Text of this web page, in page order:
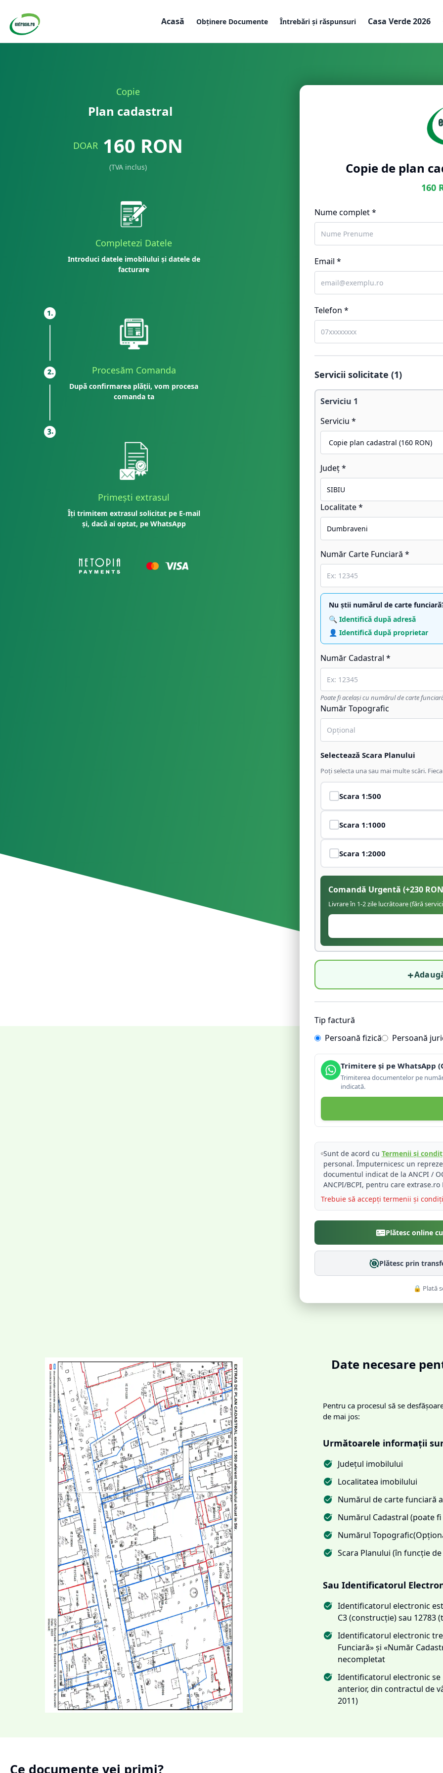
Acasă Obținere Documente Întrebări și răspunsuri Casa Verde 2026
Copie
Plan cadastral
DOAR 160 RON
(TVA inclus)
Completezi Datele
Introduci datele imobilului și datele de
facturare
Procesăm Comanda
După confirmarea plății, vom procesa
comanda ta
Primești extrasul
Îți trimitem extrasul solicitat pe E-mail
și, dacă ai optat, pe WhatsApp
Copie de plan
160
Nume complet *
Email *
Telefon *
Servicii solicitate (1)
Serviciu 1
Serviciu *
Județ *
Localitate *
Număr Carte Funciară *
Nu știi numărul de carte
🔍 Identifică după adresă
👤 Identifică după proprietar
Număr Cadastral *
Poate fi același cu numărul de carte
Număr Topografic
Selectează Scara Planului
Poți selecta una sau mai multe scări.
Scara 1:500
Scara 1:1000
Scara 1:2000
Comandă Urgentă (+230
Livrare în 1-2 zile lucrătoare (fără
+
Tip factură
Persoană fizică
Persoană
Trimitere și pe WhatsApp
Trimiterea documentelor pe
indicată.
Sunt de acord cu Termenii și
personal. Împuternicesc un
documentul indicat de la ANCPI /
ANCPI/BCPI, pentru care
Trebuie să accepți termenii și
Plătesc online
Plătesc prin
🔒 Plată
Date necesare
Pentru ca procesul să se
de mai jos:
Următoarele informații
Județul imobilului
Localitatea imobilului
Numărul de carte funciară
Numărul Cadastral (poate
Numărul
Scara Planului (în funcție
Sau Identificatorul
Identificatorul electronic
C3 (construcție) sau 12783
Identificatorul electronic
Funciară» și «Număr
necompletat
Identificatorul electronic
anterior, din contractul de
2011)
Ce documente vei primi?